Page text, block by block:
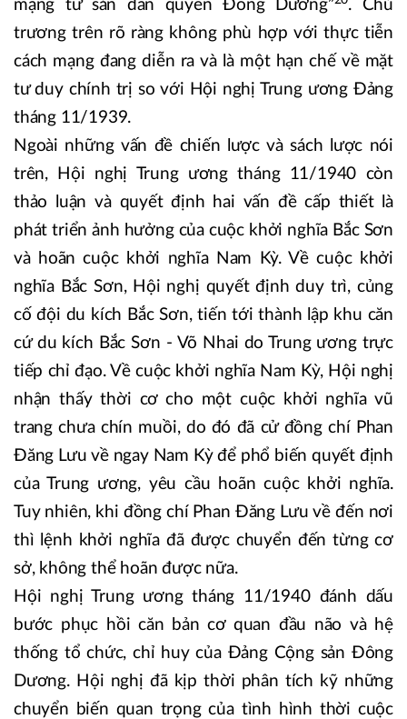
mạng tư sản dân quyền Đông Dương”
. Chủ
trương trên rõ ràng không phù hợp với thực tiễn
cách mạng đang diễn ra và là một hạn chế về mặt
tư duy chính trị so với Hội nghị Trung ương Đảng
tháng 11/1939.
Ngoài những vấn đề chiến lược và sách lược nói
trên, Hội nghị Trung ương tháng 11/1940 còn
thảo luận và quyết định hai vấn đề cấp thiết là
phát triển ảnh hưởng của cuộc khởi nghĩa Bắc Sơn
và hoãn cuộc khởi nghĩa Nam Kỳ. Về cuộc khởi
nghĩa Bắc Sơn, Hội nghị quyết định duy trì, củng
cố đội du kích Bắc Sơn, tiến tới thành lập khu căn
cứ du kích Bắc Sơn - Võ Nhai do Trung ương trực
tiếp chỉ đạo. Về cuộc khởi nghĩa Nam Kỳ, Hội nghị
nhận thấy thời cơ cho một cuộc khởi nghĩa vũ
trang chưa chín muồi, do đó đã cử đồng chí Phan
Đăng Lưu về ngay Nam Kỳ để phổ biến quyết định
của Trung ương, yêu cầu hoãn cuộc khởi nghĩa.
Tuy nhiên, khi đồng chí Phan Đăng Lưu về đến nơi
thì lệnh khởi nghĩa đã được chuyển đến từng cơ
sở, không thể hoãn được nữa.
Hội nghị Trung ương tháng 11/1940 đánh dấu
bước phục hồi căn bản cơ quan đầu não và hệ
thống tổ chức, chỉ huy của Đảng Cộng sản Đông
Dương. Hội nghị đã kịp thời phân tích kỹ những
chuyển biến quan trọng của tình hình thời cuộc